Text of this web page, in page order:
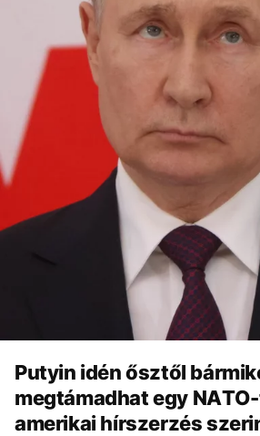
Putyin idén ősztől
megtámadhat egy
amerikai hírszerzés